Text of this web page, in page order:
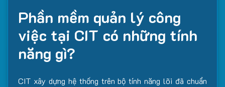
Phần mềm quản lý công
việc tại CIT có những tính
năng gì?
CIT xây dựng hệ thống trên bộ tính năng lõi đã chuẩn